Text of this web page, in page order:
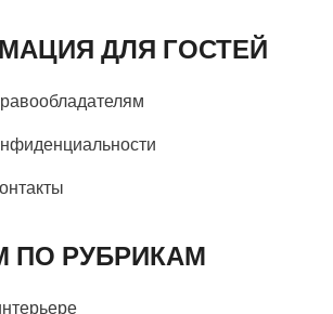
ДЛЯ ГОСТЕЙ
ПО РУБРИКАМ